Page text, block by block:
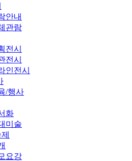
안내
관람
전시
전시
인전시
/행사
화
미술
요강